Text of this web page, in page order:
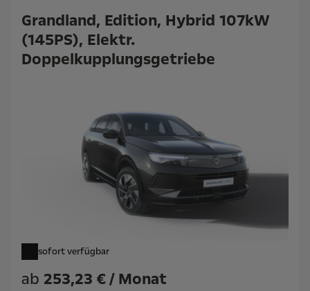
Grandland, Edition, Hybrid 107kW
(145PS), Elektr.
Doppelkupplungsgetriebe
sofort verfügbar
ab 253,23 € / Monat